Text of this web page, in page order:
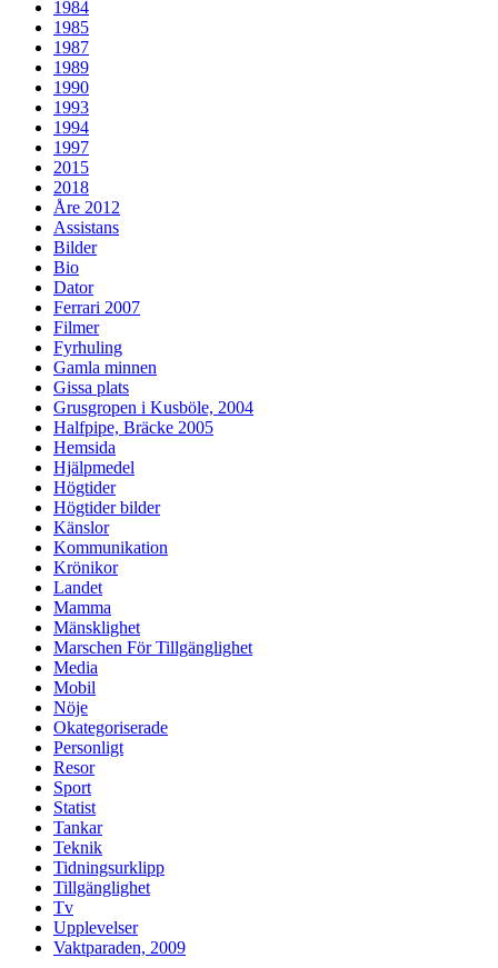
1984
1985
1987
1989
1990
1993
1994
1997
2015
2018
Åre 2012
Assistans
Bilder
Bio
Dator
Ferrari 2007
Filmer
Fyrhuling
Gamla minnen
Gissa plats
Grusgropen i Kusböle, 2004
Halfpipe, Bräcke 2005
Hemsida
Hjälpmedel
Högtider
Högtider bilder
Känslor
Kommunikation
Krönikor
Landet
Mamma
Mänsklighet
Marschen För Tillgänglighet
Media
Mobil
Nöje
Okategoriserade
Personligt
Resor
Sport
Statist
Tankar
Teknik
Tidningsurklipp
Tillgänglighet
Tv
Upplevelser
Vaktparaden, 2009